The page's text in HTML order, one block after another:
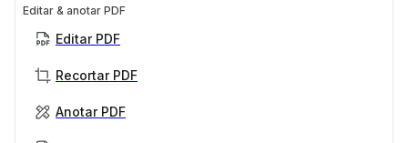
Editar & anotar PDF
Editar PDF
Recortar PDF
Anotar PDF